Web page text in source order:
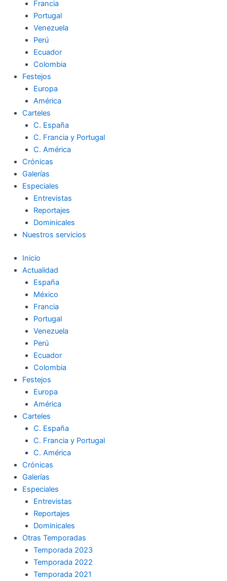
Francia
Portugal
Venezuela
Perú
Ecuador
Colombia
Festejos
Europa
América
Carteles
C. España
C. Francia y Portugal
C. América
Crónicas
Galerías
Especiales
Entrevistas
Reportajes
Dominicales
Nuestros servicios
Inicio
Actualidad
España
México
Francia
Portugal
Venezuela
Perú
Ecuador
Colombia
Festejos
Europa
América
Carteles
C. España
C. Francia y Portugal
C. América
Crónicas
Galerías
Especiales
Entrevistas
Reportajes
Dominicales
Otras Temporadas
Temporada 2023
Temporada 2022
Temporada 2021